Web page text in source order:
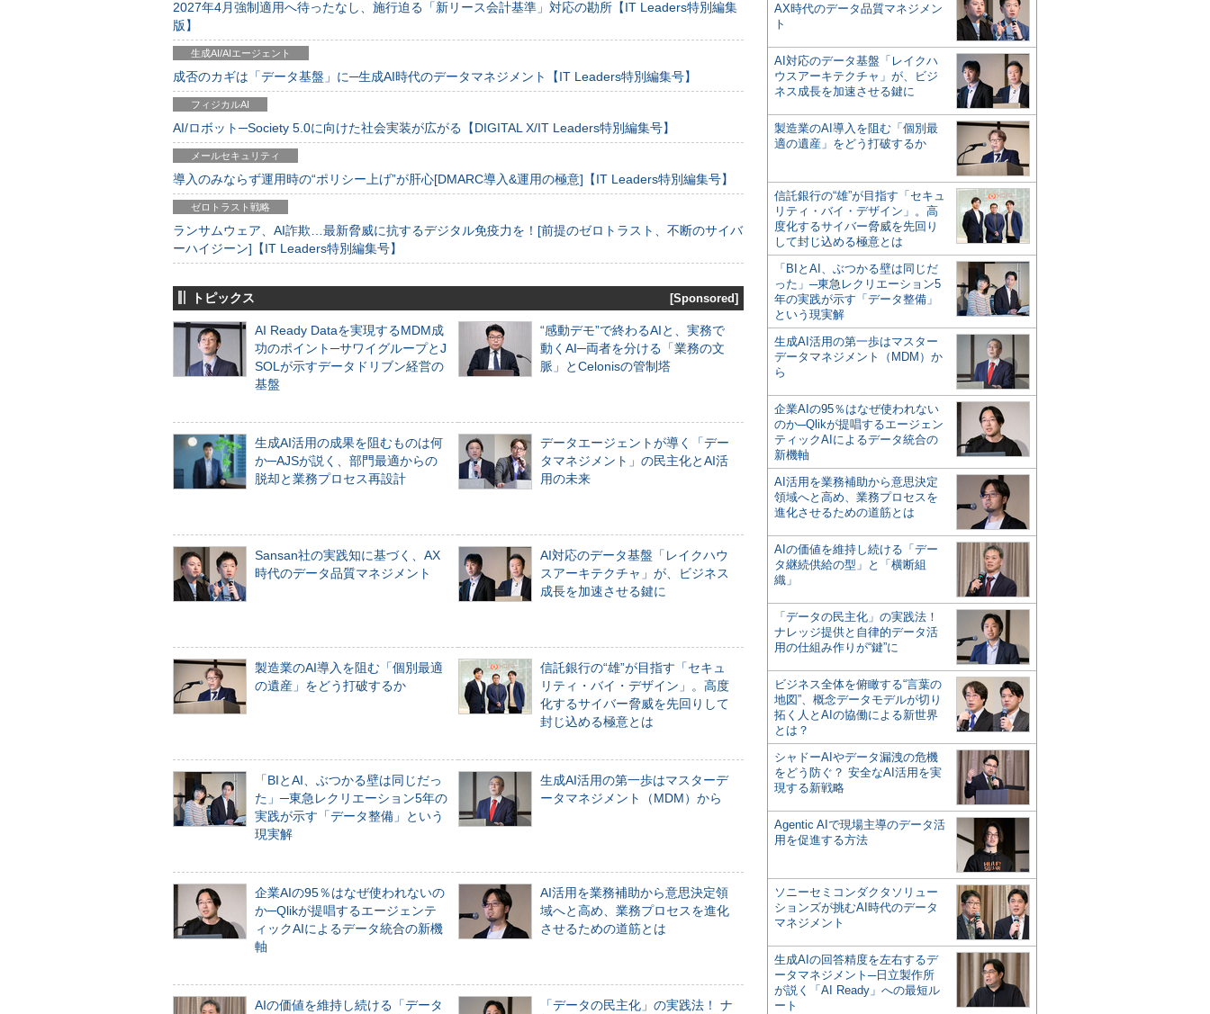
2027年4月強制適用へ待ったなし、施行迫る「新リース会計基準」対応の勘所【IT Leaders特別編集
版】
生成AI/AIエージェント
成否のカギは「データ基盤」に─生成AI時代のデータマネジメント【IT Leaders特別編集号】
フィジカルAI
AI/ロボット─Society 5.0に向けた社会実装が広がる【DIGITAL X/IT Leaders特別編集号】
メールセキュリティ
導入のみならず運用時の“ポリシー上げ”が肝心[DMARC導入&運用の極意]【IT Leaders特別編集号】
ゼロトラスト戦略
ランサムウェア、AI詐欺…最新脅威に抗するデジタル免疫力を！[前提のゼロトラスト、不断のサイバ
ーハイジーン]【IT Leaders特別編集号】
トピックス [Sponsored]
AI Ready Dataを実現するMDM成
功のポイント─サワイグループとJ
SOLが示すデータドリブン経営の
基盤
“感動デモ”で終わるAIと、実務で
動くAI─両者を分ける「業務の文
脈」とCelonisの管制塔
生成AI活用の成果を阻むものは何
か─AJSが説く、部門最適からの
脱却と業務プロセス再設計
データエージェントが導く「デー
タマネジメント」の民主化とAI活
用の未来
Sansan社の実践知に基づく、AX
時代のデータ品質マネジメント
AI対応のデータ基盤「レイクハウ
スアーキテクチャ」が、ビジネス
成長を加速させる鍵に
製造業のAI導入を阻む「個別最適
の遺産」をどう打破するか
信託銀行の“雄”が目指す「セキュ
リティ・バイ・デザイン」。高度
化するサイバー脅威を先回りして
封じ込める極意とは
「BIとAI、ぶつかる壁は同じだっ
た」─東急レクリエーション5年の
実践が示す「データ整備」という
現実解
生成AI活用の第一歩はマスターデ
ータマネジメント（MDM）から
企業AIの95％はなぜ使われないの
か─Qlikが提唱するエージェンテ
ィックAIによるデータ統合の新機
軸
AI活用を業務補助から意思決定領
域へと高め、業務プロセスを進化
させるための道筋とは
AIの価値を維持し続ける「データ
「データの民主化」の実践法！ ナ
AX時代のデータ品質マネジメン
ト
AI対応のデータ基盤「レイクハ
ウスアーキテクチャ」が、ビジ
ネス成長を加速させる鍵に
製造業のAI導入を阻む「個別最
適の遺産」をどう打破するか
信託銀行の“雄”が目指す「セキュ
リティ・バイ・デザイン」。高
度化するサイバー脅威を先回り
して封じ込める極意とは
「BIとAI、ぶつかる壁は同じだ
った」─東急レクリエーション5
年の実践が示す「データ整備」
という現実解
生成AI活用の第一歩はマスター
データマネジメント（MDM）か
ら
企業AIの95％はなぜ使われない
のか─Qlikが提唱するエージェン
ティックAIによるデータ統合の
新機軸
AI活用を業務補助から意思決定
領域へと高め、業務プロセスを
進化させるための道筋とは
AIの価値を維持し続ける「デー
タ継続供給の型」と「横断組
織」
「データの民主化」の実践法！
ナレッジ提供と自律的データ活
用の仕組み作りが“鍵”に
ビジネス全体を俯瞰する“言葉の
地図”、概念データモデルが切り
拓く人とAIの協働による新世界
とは？
シャドーAIやデータ漏洩の危機
をどう防ぐ？ 安全なAI活用を実
現する新戦略
Agentic AIで現場主導のデータ活
用を促進する方法
ソニーセミコンダクタソリュー
ションズが挑むAI時代のデータ
マネジメント
生成AIの回答精度を左右するデ
ータマネジメント─日立製作所
が説く「AI Ready」への最短ル
ート